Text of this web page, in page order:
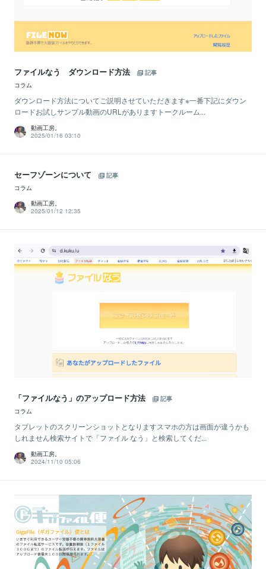
ファイルなう ダウンロード方法
記事
コラム
ダウンロード方法についてご説明させていただきます※一番下記にダウン
ロードお試しサンプル動画のURLがありますトークルーム...
動画工房。
2025/01/16 03:10
セーフゾーンについて
記事
コラム
動画工房。
2025/01/12 12:35
「ファイルなう」のアップロード方法
記事
コラム
タブレットのスクリーンショットとなりますスマホの方は画面が違うかも
しれません検索サイトで「ファイル なう」と検索してくだ...
動画工房。
2024/11/10 05:06